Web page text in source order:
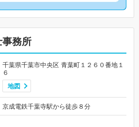
務所
千葉県千葉市中央区 青葉町１２６０番地１
６
地図
京成電鉄千葉寺駅から徒歩８分